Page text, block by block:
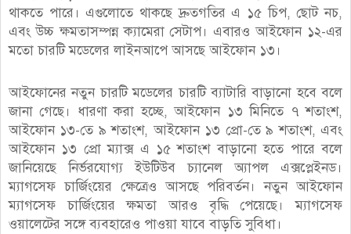
থাকতে পারে। এগুলোতে থাকছে দ্রুতগতির এ ১৫ চিপ, ছোট নচ,
এবং উচ্চ ক্ষমতাসম্পন্ন ক্যামেরা সেটাপ। এবারও আইফোন ১২-এর
মতো চারটি মডেলের লাইনআপে আসছে আইফোন ১৩।
আইফোনের নতুন চারটি মডেলের চারটি ব্যাটারি বাড়ানো হবে বলে
জানা গেছে। ধারণা করা হচ্ছে, আইফোন ১৩ মিনিতে ৭ শতাংশ,
আইফোন ১৩-তে ৯ শতাংশ, আইফোন ১৩ প্রো-তে ৯ শতাংশ, এবং
আইফোন ১৩ প্রো ম্যাক্স এ ১৫ শতাংশ বাড়ানো হতে পারে বলে
জানিয়েছে নির্ভরযোগ্য ইউটিউব চ্যানেল অ্যাপল এক্সপ্লেইনড।
ম্যাগসেফ চার্জিংয়ের ক্ষেত্রেও আসছে পরিবর্তন। নতুন আইফোন
ম্যাগসেফ চার্জিংয়ের ক্ষমতা আরও বৃদ্ধি পেয়েছে। ম্যাগসেফ
ওয়ালেটের সঙ্গে ব্যবহারেও পাওয়া যাবে বাড়তি সুবিধা।